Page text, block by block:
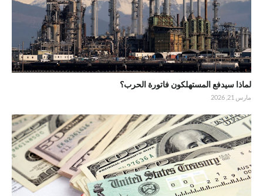
لماذا سيدفع المستهلكون فاتورة الحرب؟
مارس 21, 2026